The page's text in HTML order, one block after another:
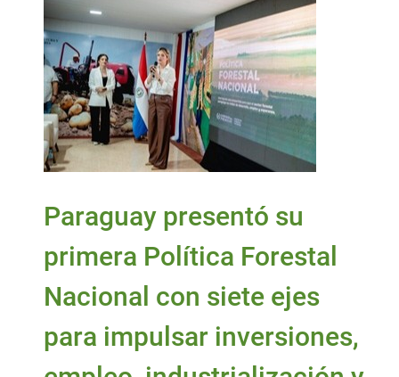
Paraguay presentó su
primera Política Forestal
Nacional con siete ejes
para impulsar inversiones,